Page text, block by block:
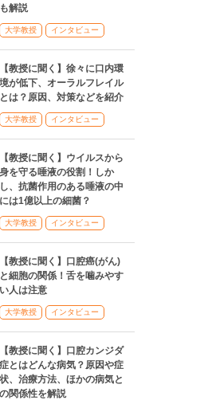
も解説
大学教授 インタビュー
【教授に聞く】徐々に口内環
境が低下、オーラルフレイル
とは？原因、対策などを紹介
大学教授 インタビュー
【教授に聞く】ウイルスから
身を守る唾液の役割！しか
し、抗菌作用のある唾液の中
には1億以上の細菌？
大学教授 インタビュー
【教授に聞く】口腔癌(がん)
と細胞の関係！舌を噛みやす
い人は注意
大学教授 インタビュー
【教授に聞く】口腔カンジダ
症とはどんな病気？原因や症
状、治療方法、ほかの病気と
の関係性を解説